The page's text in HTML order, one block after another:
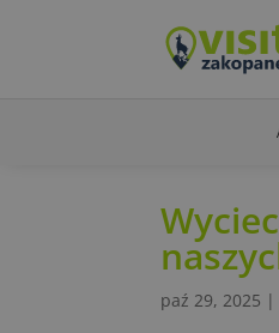
paź 29, 2025